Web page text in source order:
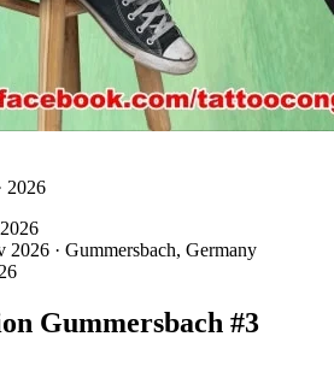
2026
2026
2026 · Gummersbach, Germany
Gummersbach #3